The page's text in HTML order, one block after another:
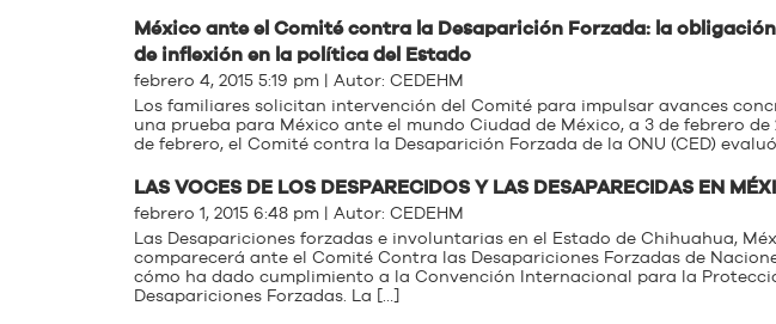
México ante el Comité contra la Desaparición Forzada: la
de inflexión en la política del Estado
febrero 4, 2015 5:19 pm | Autor: CEDEHM
Los familiares solicitan intervención del Comité para impulsar avances
una prueba para México ante el mundo Ciudad de México, a 3 de febrero de
de febrero, el Comité contra la Desaparición Forzada de la ONU (CED)
LAS VOCES DE LOS DESPARECIDOS Y LAS DESAPARECIDAS EN
febrero 1, 2015 6:48 pm | Autor: CEDEHM
Las Desapariciones forzadas e involuntarias en el Estado de Chihuahua,
comparecerá ante el Comité Contra las Desapariciones Forzadas de
cómo ha dado cumplimiento a la Convención Internacional para la
Desapariciones Forzadas. La […]